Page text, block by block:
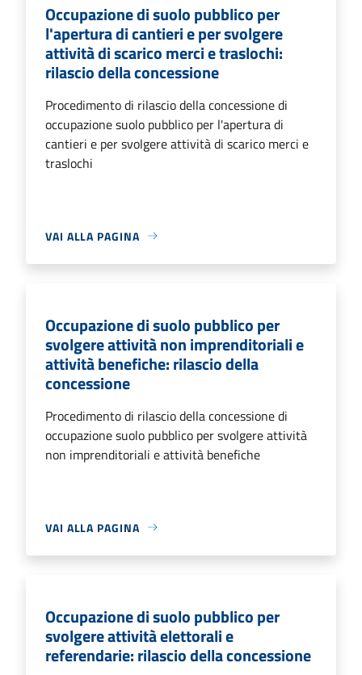
Occupazione di suolo pubblico per
l'apertura di cantieri e per svolgere
attività di scarico merci e traslochi:
rilascio della concessione
Procedimento di rilascio della concessione di
occupazione suolo pubblico per l'apertura di
cantieri e per svolgere attività di scarico merci e
traslochi
VAI ALLA PAGINA
Occupazione di suolo pubblico per
svolgere attività non imprenditoriali e
attività benefiche: rilascio della
concessione
Procedimento di rilascio della concessione di
occupazione suolo pubblico per svolgere attività
non imprenditoriali e attività benefiche
VAI ALLA PAGINA
Occupazione di suolo pubblico per
svolgere attività elettorali e
referendarie: rilascio della concessione